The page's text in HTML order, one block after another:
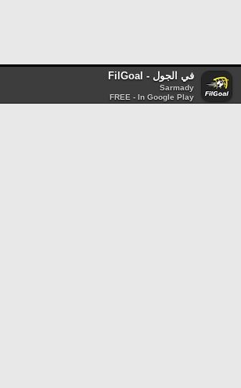
في الجول - FilGoal
Sarmady
FREE - In Google Play